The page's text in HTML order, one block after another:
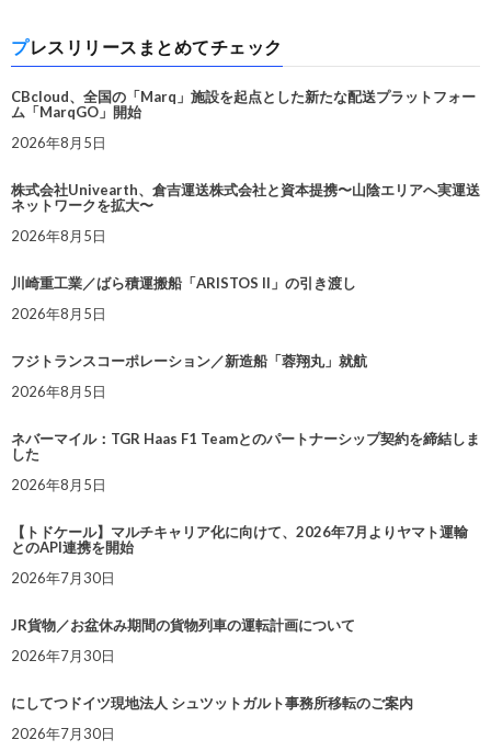
プレスリリースまとめてチェック
CBcloud、全国の「Marq」施設を起点とした新たな配送プラットフォー
ム「MarqGO」開始
2026年8月5日
株式会社Univearth、倉吉運送株式会社と資本提携〜山陰エリアへ実運送
ネットワークを拡大〜
2026年8月5日
川崎重工業／ばら積運搬船「ARISTOS II」の引き渡し
2026年8月5日
フジトランスコーポレーション／新造船「蓉翔丸」就航
2026年8月5日
ネバーマイル：TGR Haas F1 Teamとのパートナーシップ契約を締結しま
した
2026年8月5日
【トドケール】マルチキャリア化に向けて、2026年7月よりヤマト運輸
とのAPI連携を開始
2026年7月30日
JR貨物／お盆休み期間の貨物列車の運転計画について
2026年7月30日
にしてつドイツ現地法人 シュツットガルト事務所移転のご案内
2026年7月30日